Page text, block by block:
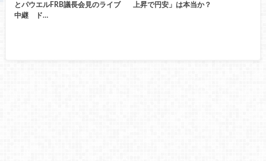
とパウエルFRB議長会見のライブ
中継 ド…
上昇で円安」は本当か？